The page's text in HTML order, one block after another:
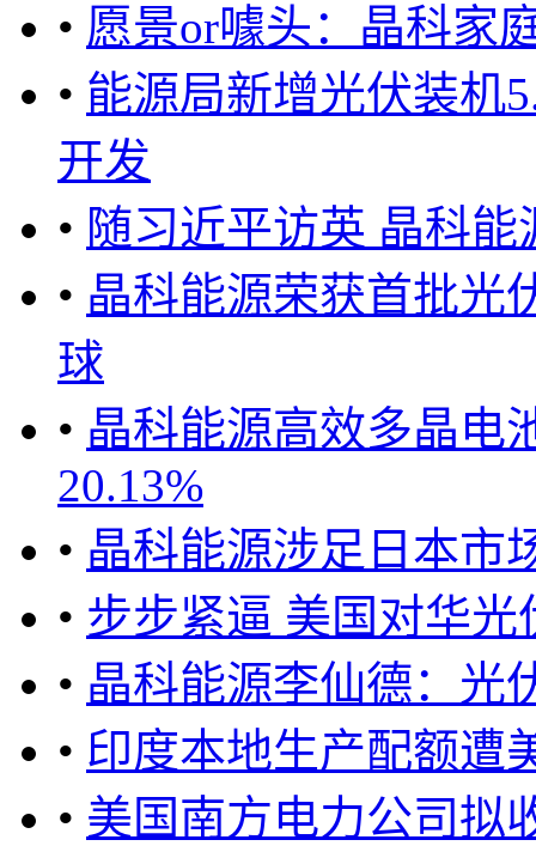
• 愿景or噱头：晶科家
• 能源局新增光伏装机
开发
• 随习近平访英 晶科
• 晶科能源荣获首批光
球
• 晶科能源高效多晶电
20.13%
• 晶科能源涉足日本市
• 步步紧逼 美国对华
• 晶科能源李仙德：光
• 印度本地生产配额遭
• 美国南方电力公司拟